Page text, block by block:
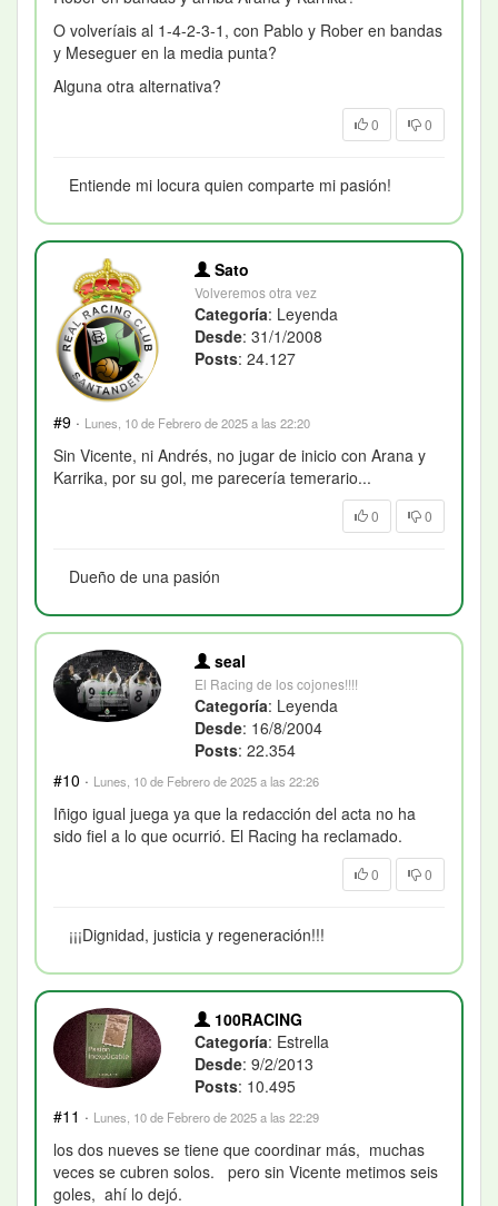
O volveríais al 1-4-2-3-1, con Pablo y Rober en bandas
y Meseguer en la media punta?
Alguna otra alternativa?
0 0
Entiende mi locura quien comparte mi pasión!
Sato
Volveremos otra vez
Categoría: Leyenda
Desde: 31/1/2008
Posts: 24.127
#9 · Lunes, 10 de Febrero de 2025 a las 22:20
Sin Vicente, ni Andrés, no jugar de inicio con Arana y
Karrika, por su gol, me parecería temerario...
0 0
Dueño de una pasión
seal
El Racing de los cojones!!!!
Categoría: Leyenda
Desde: 16/8/2004
Posts: 22.354
#10 · Lunes, 10 de Febrero de 2025 a las 22:26
Iñigo igual juega ya que la redacción del acta no ha
sido fiel a lo que ocurrió. El Racing ha reclamado.
0 0
¡¡¡Dignidad, justicia y regeneración!!!
100RACING
Categoría: Estrella
Desde: 9/2/2013
Posts: 10.495
#11 · Lunes, 10 de Febrero de 2025 a las 22:29
los dos nueves se tiene que coordinar más, muchas
veces se cubren solos. pero sin Vicente metimos seis
goles, ahí lo dejó.